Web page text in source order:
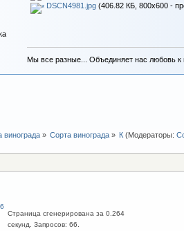
DSCN4981.jpg(406.82 КБ, 800x600 -
Мы все разные... Объединяет нас любовь к
винограда» Сорта винограда» К (Модераторы:
Страница сгенерирована за 0.264
секунд. Запросов: 66.